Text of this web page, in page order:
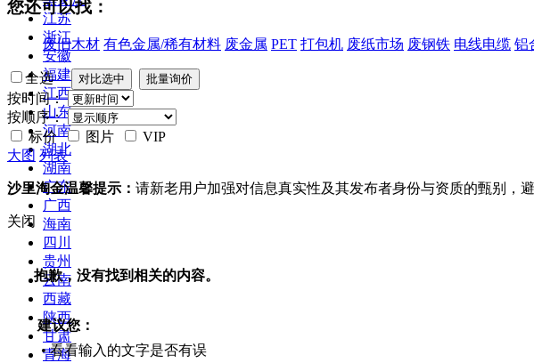
江苏
浙江
安徽
福建
江西
山东
河南
湖北
湖南
广东
广西
海南
四川
贵州
云南
西藏
陕西
甘肃
青海
您还可以找：
废旧木材 有色金属/稀有材料 废金属 PET 打包机 废纸市场 废钢铁 电线电缆 铝
全选
按时间：
按顺序：
标价
图片
VIP
大图 列表
沙里淘金温馨提示： 请新老用户加强对信息真实性及其发布者身份与资质的甄别，
关闭
抱歉，没有找到相关的内容。
建议您：
• 看看输入的文字是否有误